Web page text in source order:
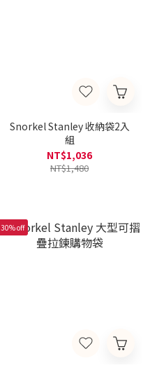
Snorkel Stanley 收納袋2入
組
NT$1,036
NT$1,480
30% off